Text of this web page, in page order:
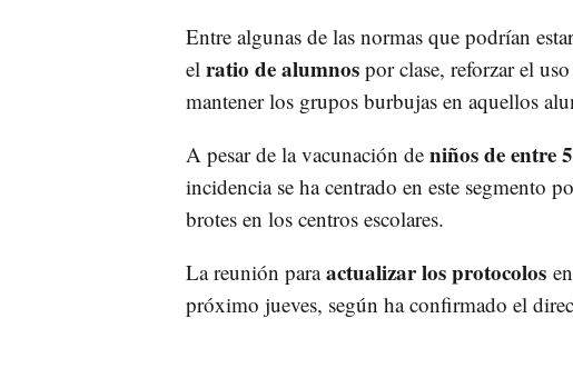
Entre algunas de las normas que podrían
el ratio de alumnos por clase, reforzar el
mantener los grupos burbujas en aquellos
A pesar de la vacunación deniños de entre
incidencia se ha centrado en este segmento
brotes en los centros escolares.
La reunión paraactualizar los protocolos
próximo jueves, según ha confirmado el